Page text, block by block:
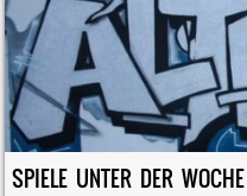
SPIELE UNTER DER WOCHE